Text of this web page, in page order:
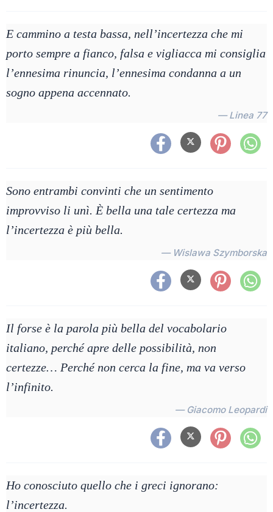
E cammino a testa bassa, nell’incertezza che mi
porto sempre a fianco, falsa e vigliacca mi consiglia
l’ennesima rinuncia, l’ennesima condanna a un
sogno appena accennato.
— Linea 77
Sono entrambi convinti che un sentimento
improvviso li unì. È bella una tale certezza ma
l’incertezza è più bella.
— Wislawa Szymborska
Il forse è la parola più bella del vocabolario
italiano, perché apre delle possibilità, non
certezze… Perché non cerca la fine, ma va verso
l’infinito.
— Giacomo Leopardi
Ho conosciuto quello che i greci ignorano:
l’incertezza.